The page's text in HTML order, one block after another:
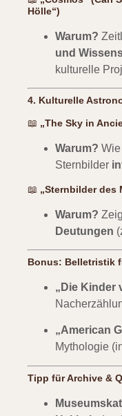
Hölle“)
Warum?
und
kulturelle
4. Kulturelle
📖 „The Sky in
Warum?
Sternbilder
📖 „Sternbilder des
Warum?
Deutungen
Bonus: Belletristik
„Die Kinder
„American
Mythologie
Tipp für Archive &